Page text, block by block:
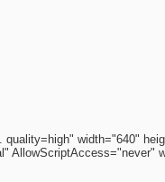
. quality=high" width="640"
AllowScriptAccess="never"